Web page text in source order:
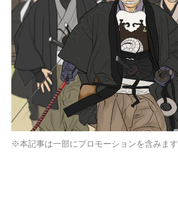
※本記事は一部にプロモーションを含みます